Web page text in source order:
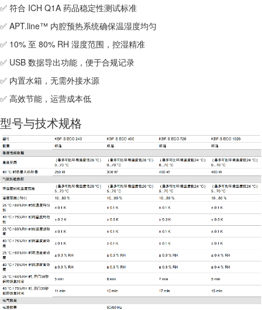
✅ 符合 ICH Q1A 药品稳定性测试标准
✅ APT.line™ 内腔预热系统确保温湿度均匀
✅ 10% 至 80% RH 湿度范围，控湿精准
✅ USB 数据导出功能，便于合规记录
✅ 内置水箱，无需外接水源
✅ 高效节能，运营成本低
型号与技术规格